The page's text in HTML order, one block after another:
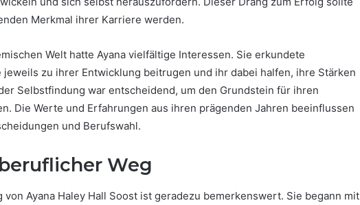
Merkmal ihrer Karriere werden.
Welt hatte Ayana vielfältige Interessen. Sie erkundete
zu ihrer Entwicklung beitrugen und ihr dabei halfen, ihre Stärken
Selbstfindung war entscheidend, um den Grundstein für ihren
Die Werte und Erfahrungen aus ihren prägenden Jahren beeinflussen
und Berufswahl.
Weg
von Ayana Haley Hall Soost ist geradezu bemerkenswert. Sie begann mit